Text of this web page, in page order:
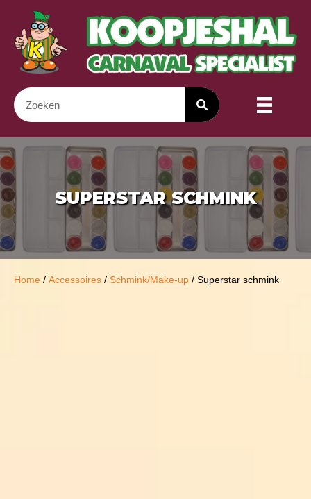
SUPERSTAR SCHMINK
Home / Accessoires / Schmink/Make-up / Superstar schmink